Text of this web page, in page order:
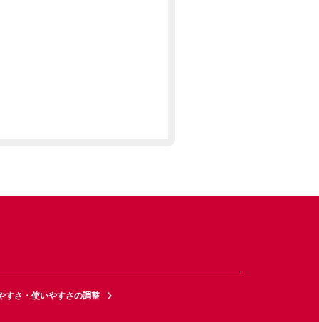
すさ・使いやすさの調整